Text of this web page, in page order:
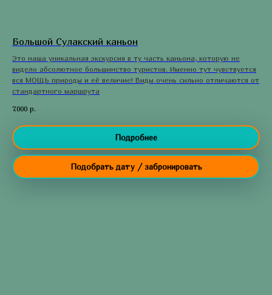
Большой Сулакский каньон
Это наша уникальная экскурсия в ту часть каньона, которую не
видело абсолютное большинство туристов. Именно тут чувствуется
вся МОЩЬ природы и её величие! Виды очень сильно отличаются от
стандартного маршрута
7.000 р.
Подробнее
Подобрать дату / забронировать